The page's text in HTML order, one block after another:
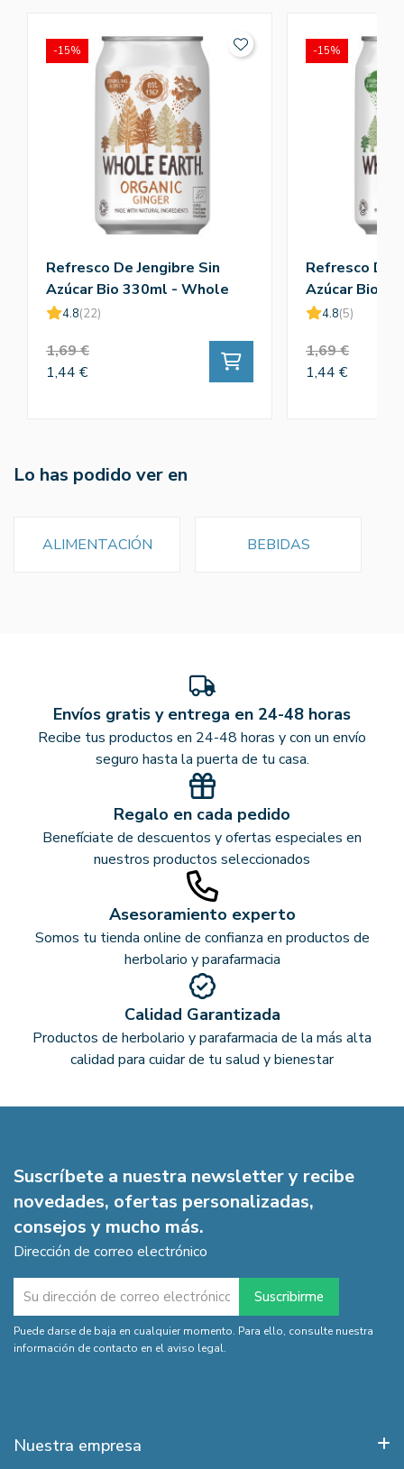
Refresco De Jengibre Sin
Azúcar Bio 330ml - Whole
4.8(22)
1,69 €
1,44 €
-15%
Refresco De
Azúcar Bio
4.8(5)
1,69 €
1,44 €
-15%
Lo has podido ver en
ALIMENTACIÓN BEBIDAS
Envíos gratis y entrega en 24-48 horas
Recibe tus productos en 24-48 horas y con un envío
seguro hasta la puerta de tu casa.
Regalo en cada pedido
Benefíciate de descuentos y ofertas especiales en
nuestros productos seleccionados
Asesoramiento experto
Somos tu tienda online de confianza en productos de
herbolario y parafarmacia
Calidad Garantizada
Productos de herbolario y parafarmacia de la más alta
calidad para cuidar de tu salud y bienestar
Suscríbete a nuestra newsletter y recibe
novedades, ofertas personalizadas,
consejos y mucho más.
Dirección de correo electrónico
Puede darse de baja en cualquier momento. Para ello, consulte nuestra
información de contacto en el aviso legal.
Nuestra empresa